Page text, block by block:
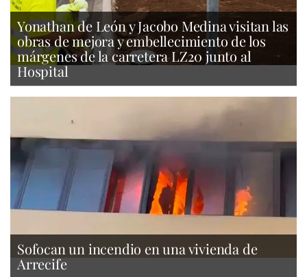
Yonathan de León y Jacobo Medina visitan las
obras de mejora y embellecimiento de los
márgenes de la carretera LZ20 junto al
Hospital
Sofocan un incendio en una vivienda de
Arrecife